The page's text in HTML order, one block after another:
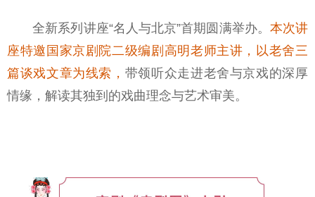
全新系列讲座“名人与北京”首期圆满举办。 本次讲
座特邀国家京剧院二级编剧高明老师主讲，以老舍三
篇谈戏文章为线索， 带领听众走进老舍与京戏的深厚
情缘，解读其独到的戏曲理念与艺术审美。